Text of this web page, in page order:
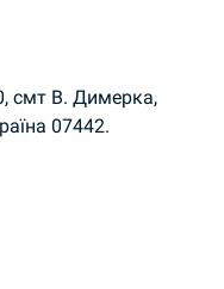
смт В. Димерка,
07442.